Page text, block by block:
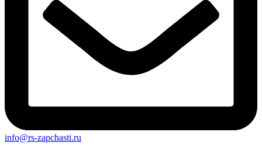
info@rs-zapchasti.ru